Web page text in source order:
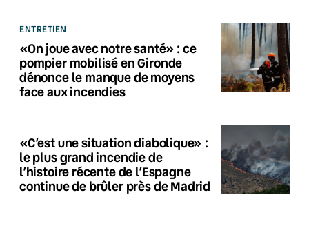
ENTRETIEN
«On joue avec notre santé» : ce
pompier mobilisé en Gironde
dénonce le manque de moyens
face aux incendies
«C’est une situation diabolique» :
le plus grand incendie de
l’histoire récente de l’Espagne
continue de brûler près de Madrid